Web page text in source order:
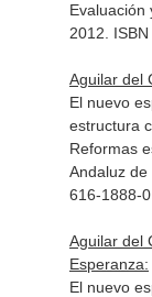
Evaluación
2012.
Aguilar del
El nuevo
estructura
Reformas
Andaluz
616-1888-0
Aguilar del
Esperanza:
El nuevo